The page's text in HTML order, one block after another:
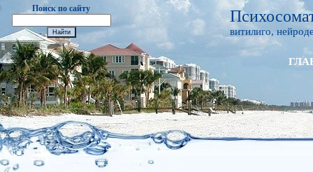
Поиск по сайту
витилиго,